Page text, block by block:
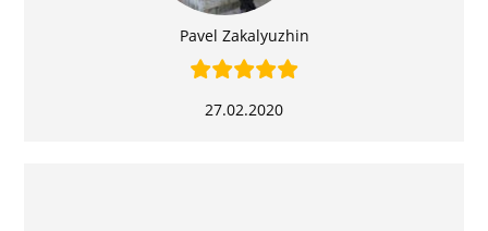
Pavel Zakalyuzhin
27.02.2020